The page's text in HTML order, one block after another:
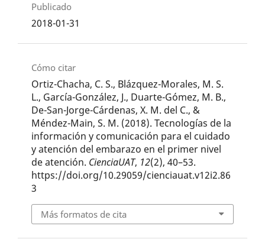
Publicado
2018-01-31
Cómo citar
Ortiz-Chacha, C. S., Blázquez-Morales, M. S.
L., García-González, J., Duarte-Gómez, M. B.,
De-San-Jorge-Cárdenas, X. M. del C., &
Méndez-Main, S. M. (2018). Tecnologías de la
información y comunicación para el cuidado
y atención del embarazo en el primer nivel
de atención. CienciaUAT, 12(2), 40–53.
https://doi.org/10.29059/cienciauat.v12i2.86
3
Más formatos de cita